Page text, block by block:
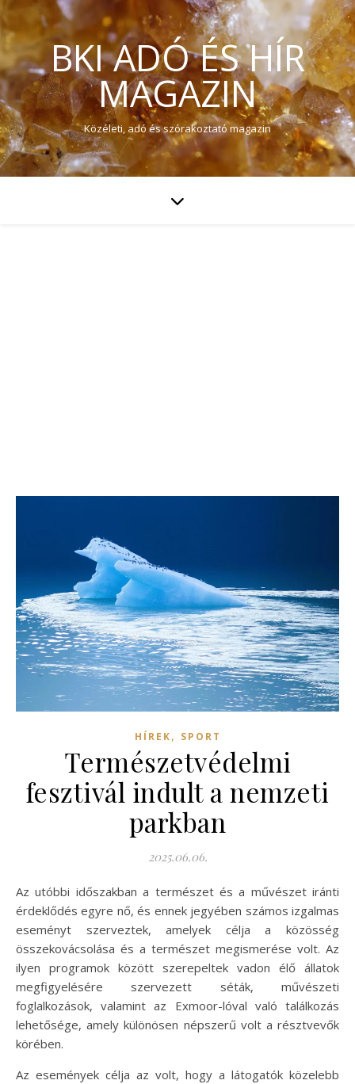
BKI ADÓ ÉS HÍR
MAGAZIN
Közéleti, adó és szórakoztató magazin
HÍREK, SPORT
Természetvédelmi
fesztivál indult a nemzeti
parkban
2025.06.06.
Az utóbbi időszakban a természet és a művészet iránti
érdeklődés egyre nő, és ennek jegyében számos izgalmas
eseményt szerveztek, amelyek célja a közösség
összekovácsolása és a természet megismerése volt. Az
ilyen programok között szerepeltek vadon élő állatok
megfigyelésére szervezett séták, művészeti
foglalkozások, valamint az Exmoor-lóval való találkozás
lehetősége, amely különösen népszerű volt a résztvevők
körében.
Az események célja az volt, hogy a látogatók közelebb